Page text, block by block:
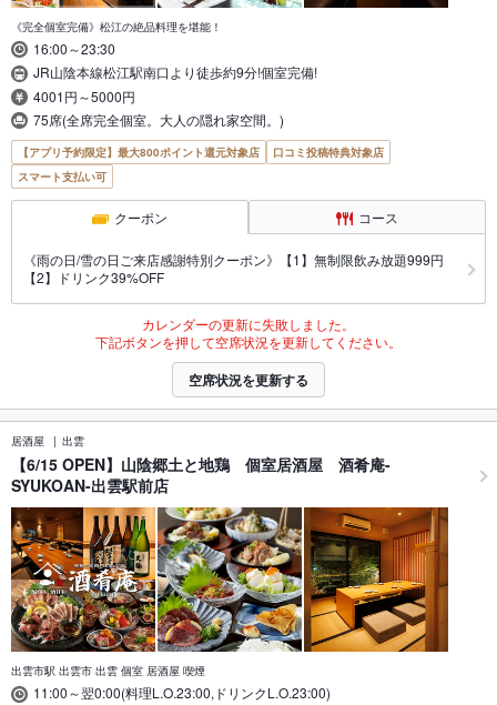
《完全個室完備》松江の絶品料理を堪能！
16:00～23:30
JR山陰本線松江駅南口より徒歩約9分!個室完備!
4001円～5000円
75席(全席完全個室。大人の隠れ家空間。)
【アプリ予約限定】最大800ポイント還元対象店
口コミ投稿特典対象店
スマート支払い可
クーポン コース
《雨の日/雪の日ご来店感謝特別クーポン》【1】無制限飲み放題999円
【2】ドリンク39%OFF
カレンダーの更新に失敗しました。
下記ボタンを押して空席状況を更新してください。
空席状況を更新する
居酒屋 出雲
【6/15 OPEN】山陰郷土と地鶏 個室居酒屋 酒肴庵-
SYUKOAN-出雲駅前店
出雲市駅 出雲市 出雲 個室 居酒屋 喫煙
11:00～翌0:00(料理L.O.23:00,ドリンクL.O.23:00)